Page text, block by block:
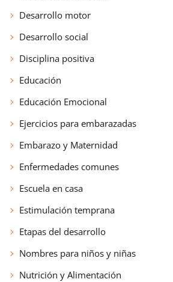
Desarrollo motor
Desarrollo social
Disciplina positiva
Educación
Educación Emocional
Ejercicios para embarazadas
Embarazo y Maternidad
Enfermedades comunes
Escuela en casa
Estimulación temprana
Etapas del desarrollo
Nombres para niños y niñas
Nutrición y Alimentación